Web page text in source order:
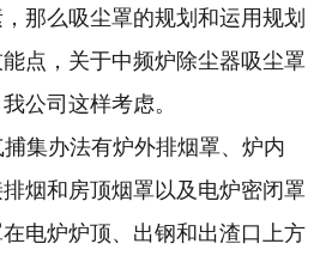
那么吸尘罩的规划和运用规划
点，关于中频炉除尘器吸尘罩
公司这样考虑。
办法有炉外排烟罩、炉内
烟和房顶烟罩以及电炉密闭罩
电炉炉顶、出钢和出渣口上方